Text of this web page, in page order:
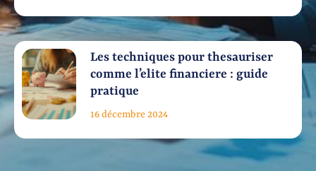
Les techniques pour thesauriser
comme l’elite financiere : guide
pratique
16 décembre 2024